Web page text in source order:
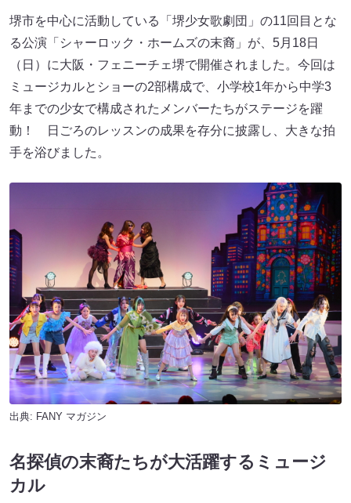
堺市を中心に活動している「堺少女歌劇団」の11回目とな
る公演「シャーロック・ホームズの末裔」が、5月18日
（日）に大阪・フェニーチェ堺で開催されました。今回は
ミュージカルとショーの2部構成で、小学校1年から中学3
年までの少女で構成されたメンバーたちがステージを躍
動！ 日ごろのレッスンの成果を存分に披露し、大きな拍
手を浴びました。
出典: FANY マガジン
名探偵の末裔たちが大活躍するミュージ
カル